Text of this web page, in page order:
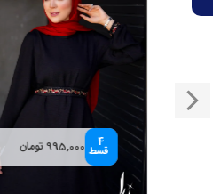
4
قسط 995,000 تومان
پیراهن